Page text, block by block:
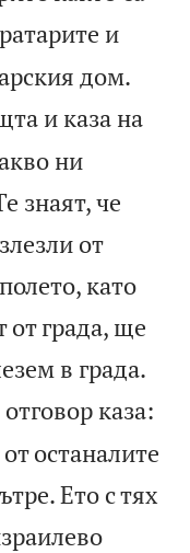
и
дом.
и каза на
ни
знаят, че
от
като
от града, ще
в града.
каза:
останалите
Ето с тях